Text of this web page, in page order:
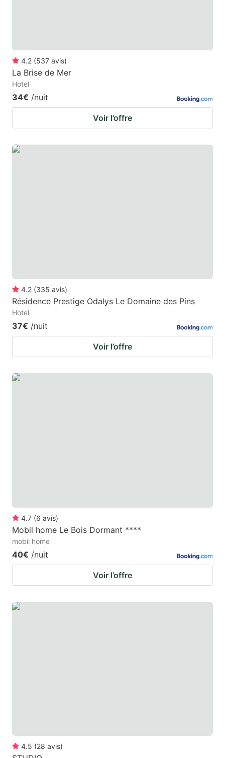
4.2 (537 avis)
La Brise de Mer
Hotel
34€ /nuit
Voir l’offre
4.2 (335 avis)
Résidence Prestige Odalys Le Domaine des Pins
Hotel
37€ /nuit
Voir l’offre
4.7 (6 avis)
Mobil home Le Bois Dormant ****
mobil home
40€ /nuit
Voir l’offre
4.5 (28 avis)